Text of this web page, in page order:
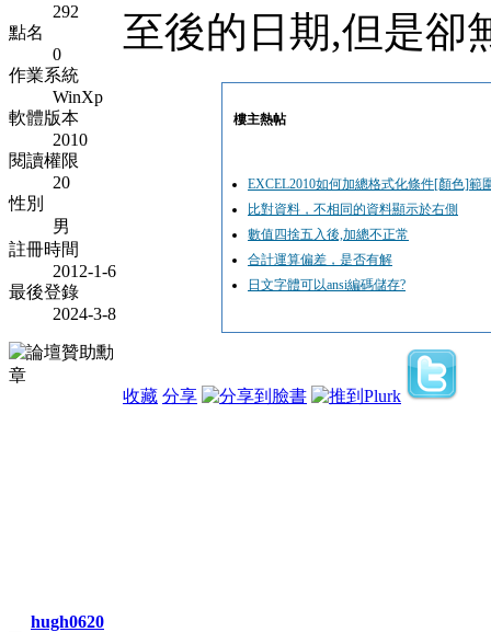
292
點名
0
作業系統
WinXp
軟體版本
2010
閱讀權限
20
性別
男
註冊時間
2012-1-6
最後登錄
2024-3-8
至後的日期,但是卻
樓主熱帖
EXCEL2010如何加總格式化條件[顏色]範
比對資料，不相同的資料顯示於右側
數值四捨五入後,加總不正常
合計運算偏差，是否有解
日文字體可以ansi編碼儲存?
收藏 分享
hugh0620